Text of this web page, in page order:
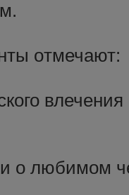
oтмечaют:
о любимом